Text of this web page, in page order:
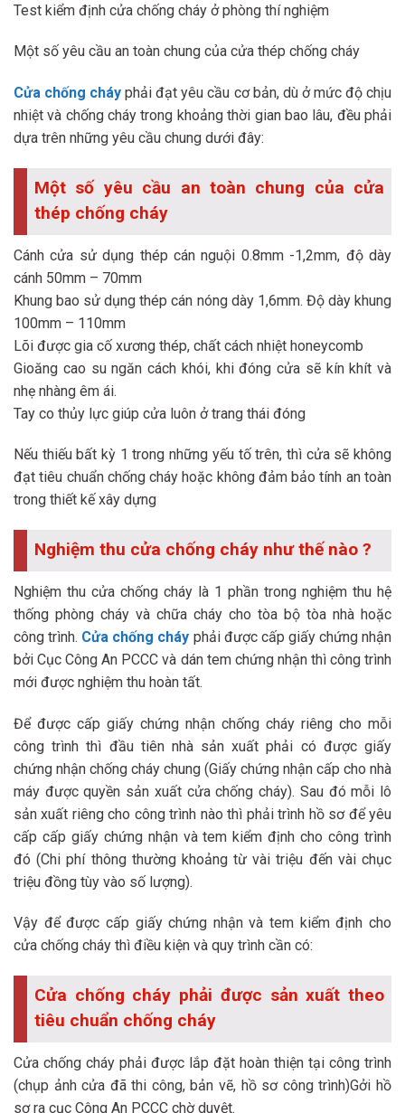
Test kiểm định cửa chống cháy ở phòng thí nghiệm
Một số yêu cầu an toàn chung của cửa thép chống cháy
Cửa chống cháy phải đạt yêu cầu cơ bản, dù ở mức độ chịu
nhiệt và chống cháy trong khoảng thời gian bao lâu, đều phải
dựa trên những yêu cầu chung dưới đây:
Một số yêu cầu an toàn chung của cửa
thép chống cháy
Cánh cửa sử dụng thép cán nguội 0.8mm -1,2mm, độ dày
cánh 50mm – 70mm
Khung bao sử dụng thép cán nóng dày 1,6mm. Độ dày khung
100mm – 110mm
Lõi được gia cố xương thép, chất cách nhiệt honeycomb
Gioăng cao su ngăn cách khói, khi đóng cửa sẽ kín khít và
nhẹ nhàng êm ái.
Tay co thủy lực giúp cửa luôn ở trang thái đóng
Nếu thiếu bất kỳ 1 trong những yếu tố trên, thì cửa sẽ không
đạt tiêu chuẩn chống cháy hoặc không đảm bảo tính an toàn
trong thiết kế xây dựng
Nghiệm thu cửa chống cháy như thế nào ?
Nghiệm thu cửa chống cháy là 1 phần trong nghiệm thu hệ
thống phòng cháy và chữa cháy cho tòa bộ tòa nhà hoặc
công trình. Cửa chống cháy phải được cấp giấy chứng nhận
bởi Cục Công An PCCC và dán tem chứng nhận thì công trình
mới được nghiệm thu hoàn tất.
Để được cấp giấy chứng nhận chống cháy riêng cho mỗi
công trình thì đầu tiên nhà sản xuất phải có được giấy
chứng nhận chống cháy chung (Giấy chứng nhận cấp cho nhà
máy được quyền sản xuất cửa chống cháy). Sau đó mỗi lô
sản xuất riêng cho công trình nào thì phải trình hồ sơ để yêu
cấp cấp giấy chứng nhận và tem kiểm định cho công trình
đó (Chi phí thông thường khoảng từ vài triệu đến vài chục
triệu đồng tùy vào số lượng).
Vậy để được cấp giấy chứng nhận và tem kiểm định cho
cửa chống cháy thì điều kiện và quy trình cần có:
Cửa chống cháy phải được sản xuất theo
tiêu chuẩn chống cháy
Cửa chống cháy phải được lắp đặt hoàn thiện tại công trình
(chụp ảnh cửa đã thi công, bản vẽ, hồ sơ công trình)Gởi hồ
sơ ra cục Công An PCCC chờ duyệt.